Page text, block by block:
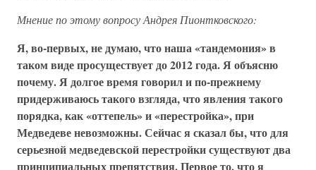
Мнение по этому вопросу Андрея Пионтковского:
Я, во-первых, не думаю, что наша «тандемония» в
таком виде просуществует до 2012 года. Я объясню
почему. Я долгое время говорил и по-прежнему
придерживаюсь такого взгляда, что явления такого
порядка, как «оттепель» и «перестройка», при
Медведеве невозможны. Сейчас я сказал бы, что для
серьезной медведевской перестройки существуют два
принципиальных препятствия. Первое то, что я